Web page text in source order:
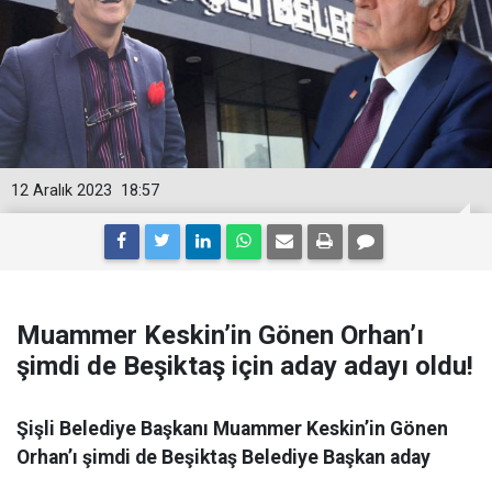
18:57
12 Aralık 2023
Muammer Keskin’in Gönen Orhan’ı
şimdi de Beşiktaş için aday adayı oldu!
Şişli Belediye Başkanı Muammer Keskin’in Gönen
Orhan’ı şimdi de Beşiktaş Belediye Başkan aday